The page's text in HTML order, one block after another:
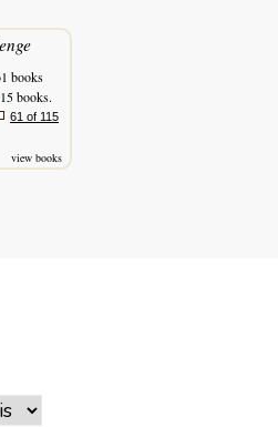
books
books.
61 of 115
view books